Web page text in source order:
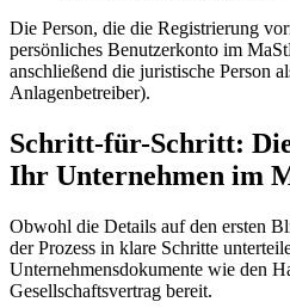
Die Person, die die Registrierung
persönliches Benutzerkonto im
anschließend die juristische Person
Anlagenbetreiber).
Schritt-für-Schritt:
Ihr Unternehmen im
Obwohl die Details auf den ersten
der Prozess in klare Schritte
Unternehmensdokumente wie den
Gesellschaftsvertrag bereit.